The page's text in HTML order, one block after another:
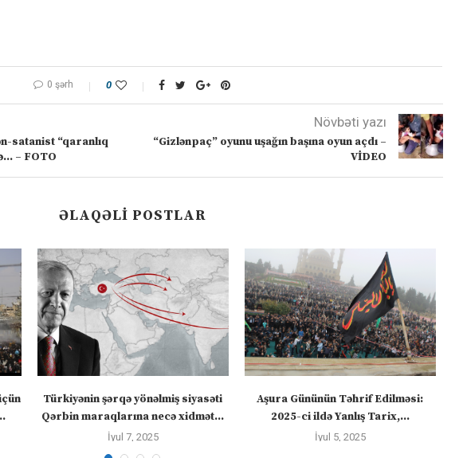
0 şərh 0
satanist “qaranlıq
– FOTO
Növbəti yazı
“Gizlənpaç” oyunu uşağın başına oyun açdı –
VİDEO
ƏLAQƏLI POSTLAR
Türkiyənin şərqə yönəlmiş siyasəti
Qərbin maraqlarına necə xidmət...
İyul 7, 2025
Aşura Gününün Təhrif Edilməsi:
2025-ci ildə Yanlış Tarix,...
İyul 5, 2025